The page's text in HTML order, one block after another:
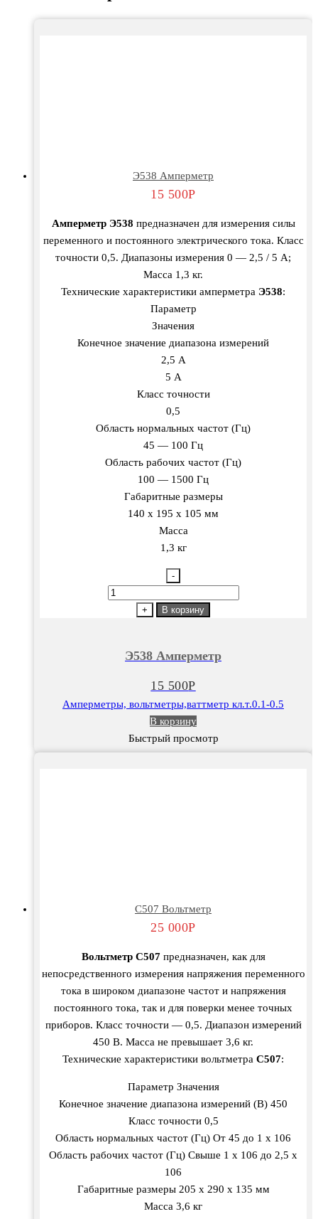
Э538 Амперметр
15 500Р
Амперметр Э538 предназначен для измерения силы
переменного и постоянного электрического тока. Класс
точности 0,5. Диапазоны измерения 0 — 2,5 / 5 А;
Масса 1,3 кг.
Технические характеристики амперметра Э538:
Параметр
Значения
Конечное значение диапазона измерений
2,5 А
5 А
Класс точности
0,5
Область нормальных частот (Гц)
45 — 100 Гц
Область рабочих частот (Гц)
100 — 1500 Гц
Габаритные размеры
140 х 195 х 105 мм
Масса
1,3 кг
-
Количество
+ В корзину
Э538 Амперметр
15 500Р
Амперметры, вольтметры,ваттметр кл.т.0.1-0.5
В корзину
Быстрый просмотр
С507 Вольтметр
25 000Р
Вольтметр С507предназначен, как для
непосредственного измерения напряжения переменного
тока в широком диапазоне частот и напряжения
постоянного тока, так и для поверки менее точных
приборов. Класс точности — 0,5. Диапазон измерений
450 В. Масса не превышает 3,6 кг.
Технические характеристики вольтметра С507:
Параметр Значения
Конечное значение диапазона измерений (В) 450
Класс точности 0,5
Область нормальных частот (Гц) От 45 до 1 х 106
Область рабочих частот (Гц) Свыше 1 х 106 до 2,5 х
106
Габаритные размеры 205 х 290 х 135 мм
Масса 3,6 кг